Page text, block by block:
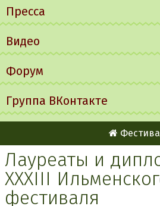
Пресса
Видео
Форум
Группа ВКонтакте
Лауреаты и
XXXIII
фестиваля